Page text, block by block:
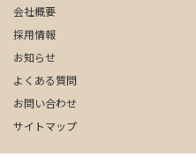
会社概要
採用情報
お知らせ
よくある質問
お問い合わせ
サイトマップ